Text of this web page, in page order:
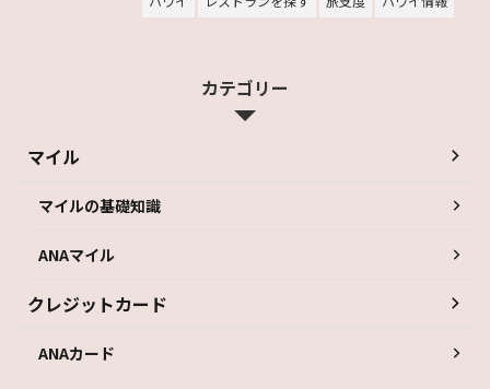
カテゴリー
マイル
マイルの基礎知識
ANAマイル
クレジットカード
ANAカード